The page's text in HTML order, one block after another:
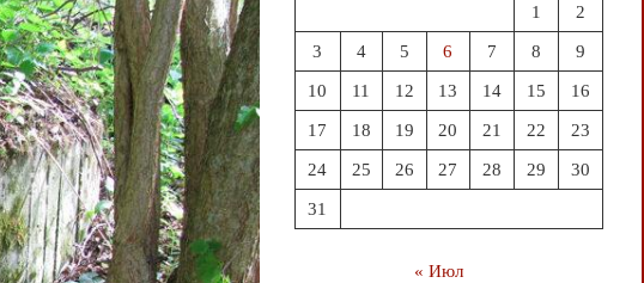
1 2
3 4 5 6 7 8 9
10 11 12 13 14 15 16
17 18 19 20 21 22 23
24 25 26 27 28 29 30
31
« Июл